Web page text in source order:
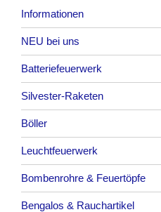
Informationen
NEU bei uns
Alle anzeigen
Batteriefeuerwerk
Alle anzeigen
Silvester-Raketen
Alle anzeigen
Böller
Alle anzeigen
China-Böller
Knaller / Kanonenschläge
Leuchtfeuerwerk
Alle anzeigen
Vulkane
Bombenrohre & Feuertöpfe
Alle anzeigen
Bengalos & Rauchartikel